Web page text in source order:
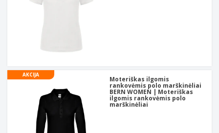
AKCIJA
Moteriškas ilgomis
rankovėmis polo marškinėliai
BERN WOMEN | Moteriškas
ilgomis rankovėmis polo
marškinėliai